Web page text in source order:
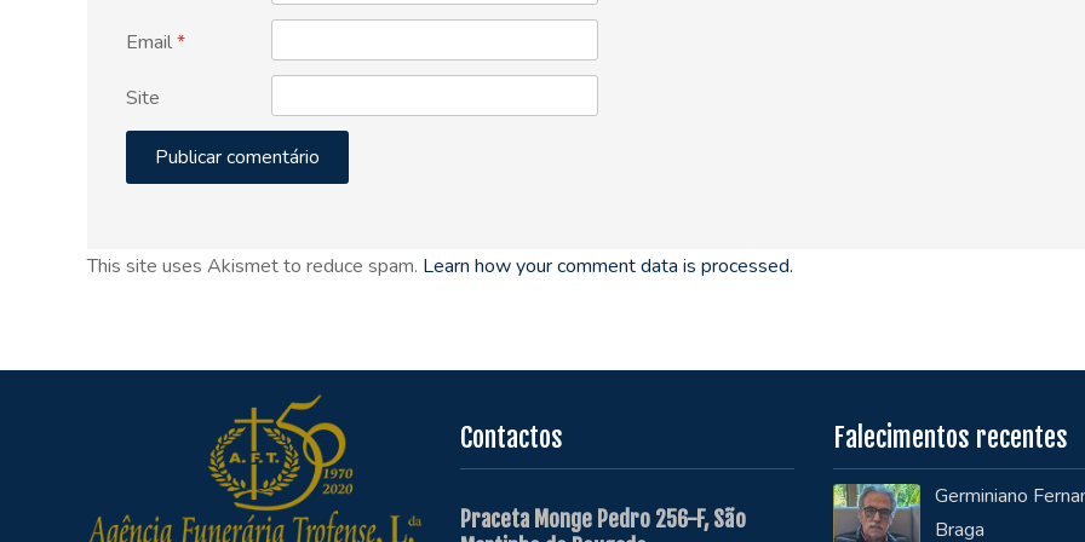
Email*
Site
This site uses Akismet to reduce spam. Learn how your comment data is processed.
Contactos
Praceta Monge Pedro 256-F, São
Falecimentos recentes
Germiniano
Braga